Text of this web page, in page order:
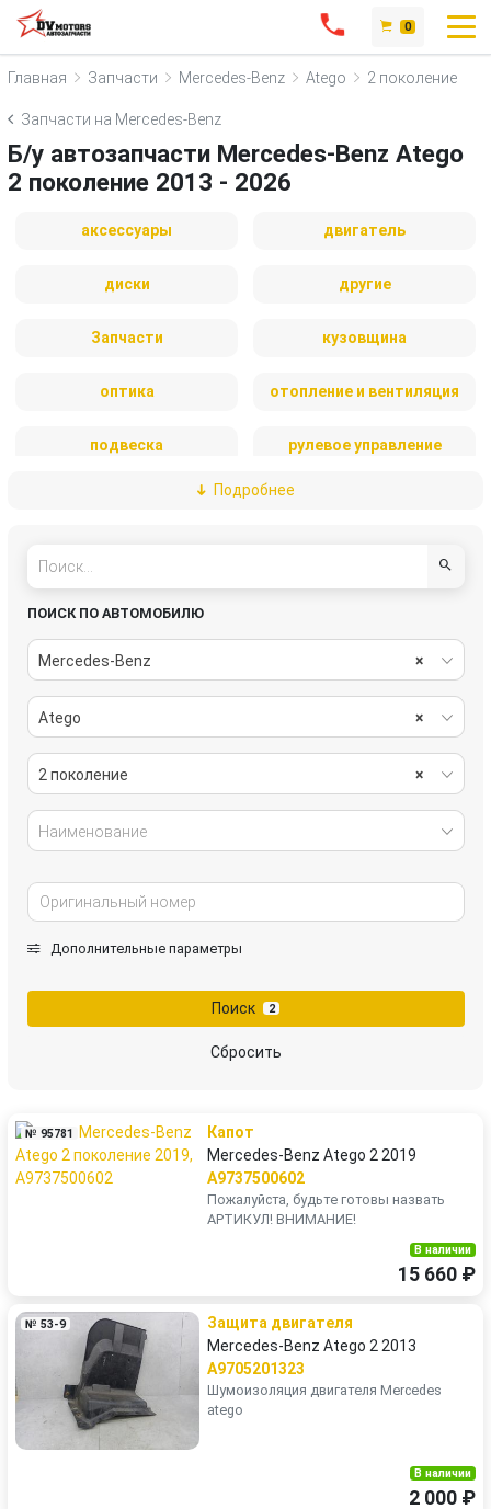
0
Главная Запчасти Mercedes-Benz Atego 2 поколение
Запчасти на Mercedes-Benz
Б/у автозапчасти Mercedes-Benz Atego
2 поколение 2013 - 2026
аксессуары двигатель
диски другие
Запчасти кузовщина
оптика отопление и вентиляция
подвеска рулевое управление
система охлаждения
трансмиссия
Подробнее
ПОИСК ПО АВТОМОБИЛЮ
×
Mercedes-Benz
×
Atego
×
2 поколение
Наименование
Дополнительные параметры
Поиск 2
Сбросить
№ 95781
Капот
Mercedes-Benz Atego 2 2019
A9737500602
Пожалуйста, будьте готовы назвать
АРТИКУЛ! ВНИМАНИЕ!
В наличии
15 660 ₽
№ 53-9
Защита двигателя
Mercedes-Benz Atego 2 2013
A9705201323
Шумоизоляция двигателя Mercedes
atego
В наличии
2 000 ₽